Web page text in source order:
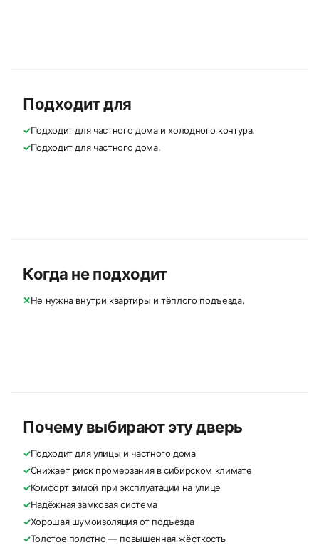
Подходит для
✓Подходит для частного дома и холодного контура.
✓Подходит для частного дома.
Когда не подходит
✕Не нужна внутри квартиры и тёплого подъезда.
Почему выбирают эту дверь
✓Подходит для улицы и частного дома
✓Снижает риск промерзания в сибирском климате
✓Комфорт зимой при эксплуатации на улице
✓Надёжная замковая система
✓Хорошая шумоизоляция от подъезда
✓Толстое полотно — повышенная жёсткость